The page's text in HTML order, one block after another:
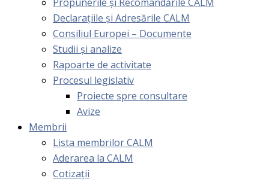
Declarațiile și Adresările CALM
Consiliul Europei – Documente
Studii și analize
Rapoarte de activitate
Procesul legislativ
Proiecte spre consultare
Avize
Membrii
Lista membrilor CALM
Aderarea la CALM
Cotizaţii